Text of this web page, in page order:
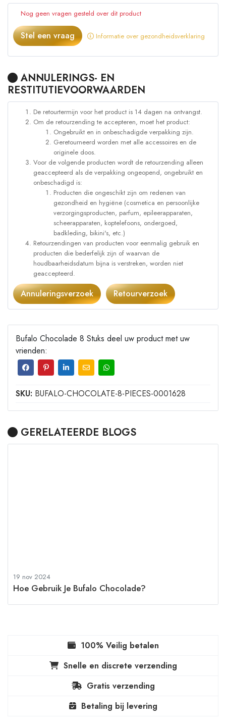
Nog geen vragen gesteld over dit product
Stel een vraag Informatie over gezondheidsverklaring
ANNULERINGS- EN
RESTITUTIEVOORWAARDEN
De retourtermijn voor het product is 14 dagen na ontvangst.
Om de retourzending te accepteren, moet het product:
Ongebruikt en in onbeschadigde verpakking zijn.
Geretourneerd worden met alle accessoires en de
originele doos.
Voor de volgende producten wordt de retourzending alleen
geaccepteerd als de verpakking ongeopend, ongebruikt en
onbeschadigd is:
Producten die ongeschikt zijn om redenen van
gezondheid en hygiëne (cosmetica en persoonlijke
verzorgingsproducten, parfum, epileerapparaten,
scheerapparaten, koptelefoons, ondergoed,
badkleding, bikini's, etc.)
Retourzendingen van producten voor eenmalig gebruik en
producten die bederfelijk zijn of waarvan de
houdbaarheidsdatum bijna is verstreken, worden niet
geaccepteerd.
Annuleringsverzoek Retourverzoek
Bufalo Chocolade 8 Stuks deel uw product met uw
vrienden:
SKU: BUFALO-CHOCOLATE-8-PIECES-0001628
GERELATEERDE BLOGS
19 nov 2024
Hoe Gebruik Je Bufalo Chocolade?
100% Veilig betalen
Snelle en discrete verzending
Gratis verzending
Betaling bij levering